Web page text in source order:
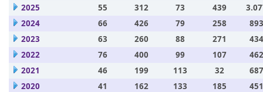
2025
55 312 73 439
2024
66 426 79 258
2023
63 260 88 271
2022
76 400 99 107
2021
46 199 113 32
2020
41 162 133 185